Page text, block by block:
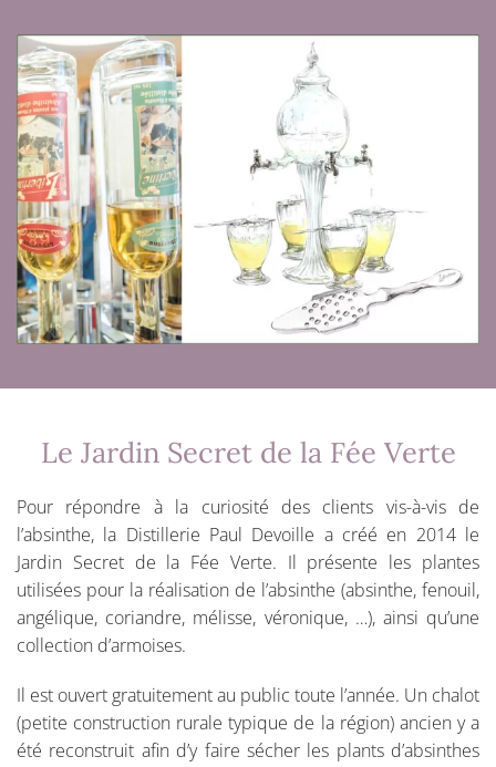
Le Jardin Secret de la Fée Verte
Pour répondre à la curiosité des clients vis-à-vis de
l’absinthe, la Distillerie Paul Devoille a créé en 2014 le
Jardin Secret de la Fée Verte. Il présente les plantes
utilisées pour la réalisation de l’absinthe (absinthe, fenouil,
angélique, coriandre, mélisse, véronique, …), ainsi qu’une
collection d’armoises.
Il est ouvert gratuitement au public toute l’année. Un chalot
(petite construction rurale typique de la région) ancien y a
été reconstruit afin d’y faire sécher les plants d’absinthes